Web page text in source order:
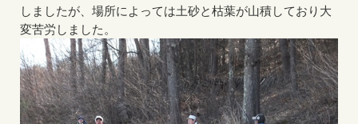
しましたが、場所によっては土砂と枯葉が山積しており大
変苦労しました。